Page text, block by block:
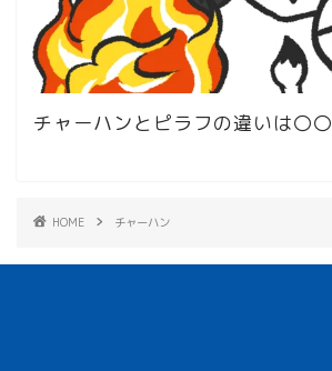
チャーハンとピラフの違いは〇〇
HOME チャーハン